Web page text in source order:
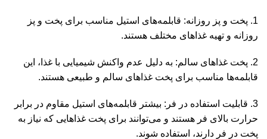
1. پخت و پز روزانه: قابلمه‌های استیل مناسب برای پخت و پز
روزانه و تهیه غذاهای مختلف هستند.
2. پخت غذاهای سالم: به دلیل عدم واکنش شیمیایی با غذا، این
قابلمه‌ها مناسب برای پخت غذاهای سالم و طبیعی هستند.
3. قابلیت استفاده در فر: بیشتر قابلمه‌های استیل مقاوم در برابر
حرارت بالای فر هستند و می‌توانند برای پخت غذاهایی که نیاز به
پخت در فر دارند، استفاده شوند.